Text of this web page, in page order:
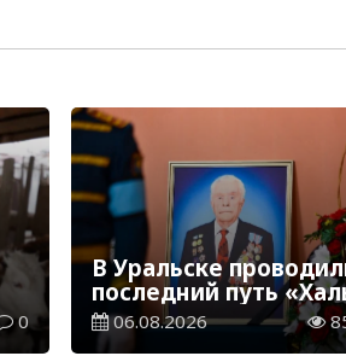
0
В Уральске
последний путь
Қаһарманы» Ивана
Степановича Гапича
06.08.2026